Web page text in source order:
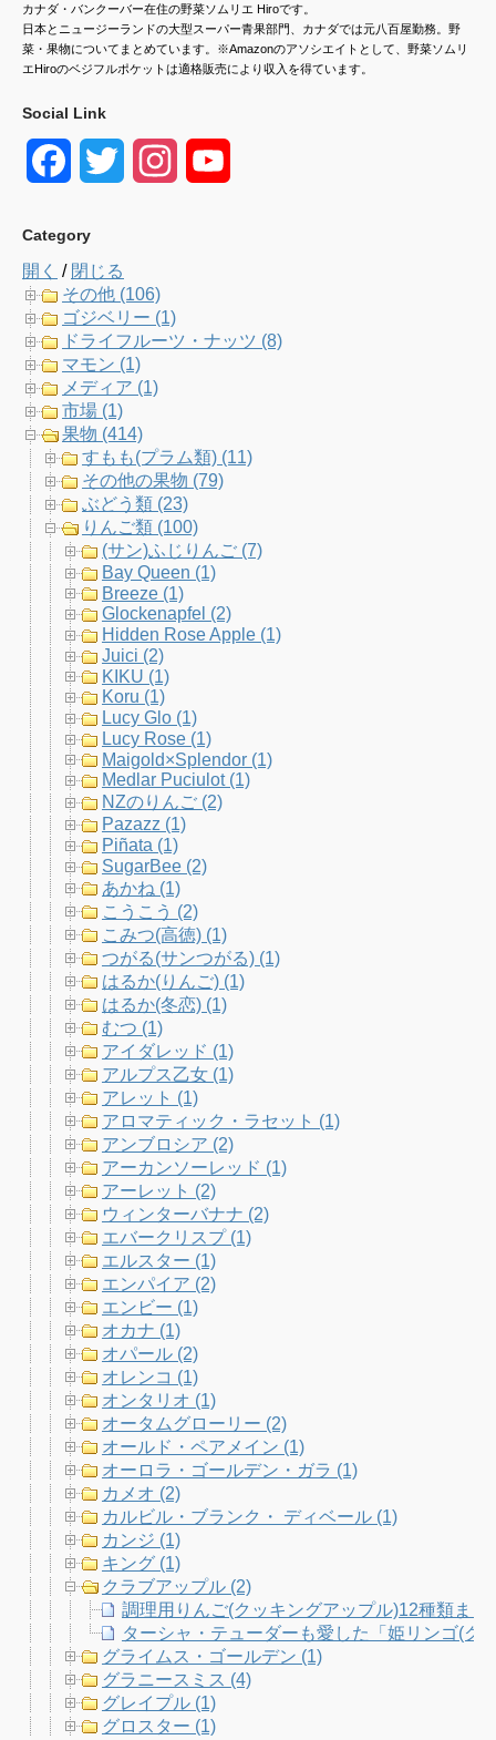
カナダ・バンクーバー在住の野菜ソムリエ Hiroです。
日本とニュージーランドの大型スーパー青果部門、カナダでは元八百屋勤務。野
菜・果物についてまとめています。※Amazonのアソシエイトとして、野菜ソムリ
エHiroのベジフルポケットは適格販売により収入を得ています。
Social Link
e
b
o
o
k
t
t
e
a
a
m
u
C
a
n
Category
開く / 閉じる
その他 (106)
ゴジベリー (1)
ドライフルーツ・ナッツ (8)
マモン (1)
メディア (1)
市場 (1)
果物 (414)
すもも(プラム類) (11)
その他の果物 (79)
ぶどう類 (23)
りんご類 (100)
(サン)ふじりんご (7)
Bay Queen (1)
Breeze (1)
Glockenapfel (2)
Hidden Rose Apple (1)
Juici (2)
KIKU (1)
Koru (1)
Lucy Glo (1)
Lucy Rose (1)
Maigold×Splendor (1)
Medlar Puciulot (1)
NZのりんご (2)
Pazazz (1)
Piñata (1)
SugarBee (2)
あかね (1)
こうこう (2)
こみつ(高徳) (1)
つがる(サンつがる) (1)
はるか(りんご) (1)
はるか(冬恋) (1)
むつ (1)
アイダレッド (1)
アルプス乙女 (1)
アレット (1)
アロマティック・ラセット (1)
アンブロシア (2)
アーカンソーレッド (1)
アーレット (2)
ウィンターバナナ (2)
エバークリスプ (1)
エルスター (1)
エンパイア (2)
エンビー (1)
オカナ (1)
オパール (2)
オレンコ (1)
オンタリオ (1)
オータムグローリー (2)
オールド・ペアメイン (1)
オーロラ・ゴールデン・ガラ (1)
カメオ (2)
カルビル・ブランク・ ディベール (1)
カンジ (1)
キング (1)
クラブアップル (2)
調理用りんご(クッキングアップル)12種類ま
ターシャ・テューダーも愛した「姫リンゴ(ク
グライムス・ゴールデン (1)
グラニースミス (4)
グレイプル (1)
グロスター (1)